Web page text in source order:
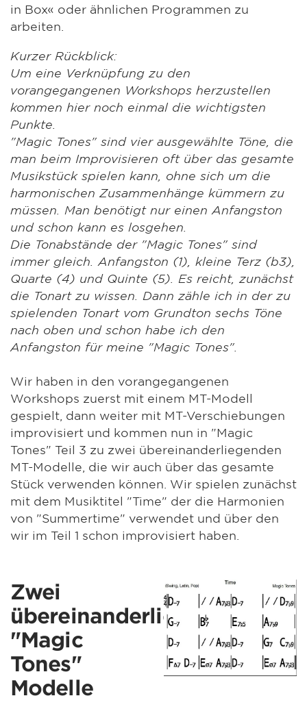
in Box« oder ähnlichen Programmen zu
arbeiten.
Kurzer Rückblick:
Um eine Verknüpfung zu den
vorangegangenen Workshops herzustellen
kommen hier noch einmal die wichtigsten
Punkte.
"Magic Tones" sind vier ausgewählte Töne, die
man beim Improvisieren oft über das gesamte
Musikstück spielen kann, ohne sich um die
harmonischen Zusammenhänge kümmern zu
müssen. Man benötigt nur einen Anfangston
und schon kann es losgehen.
Die Tonabstände der "Magic Tones" sind
immer gleich. Anfangston (1), kleine Terz (b3),
Quarte (4) und Quinte (5). Es reicht, zunächst
die Tonart zu wissen. Dann zähle ich in der zu
spielenden Tonart vom Grundton sechs Töne
nach oben und schon habe ich den
Anfangston für meine "Magic Tones".
Wir haben in den vorangegangenen
Workshops zuerst mit einem MT-Modell
gespielt, dann weiter mit MT-Verschiebungen
improvisiert und kommen nun in "Magic
Tones" Teil 3 zu zwei übereinanderliegenden
MT-Modelle, die wir auch über das gesamte
Stück verwenden können. Wir spielen zunächst
mit dem Musiktitel "Time" der die Harmonien
von "Summertime" verwendet und über den
wir im Teil 1 schon improvisiert haben.
Zwei
übereinanderliegende
"Magic
Tones"
Modelle